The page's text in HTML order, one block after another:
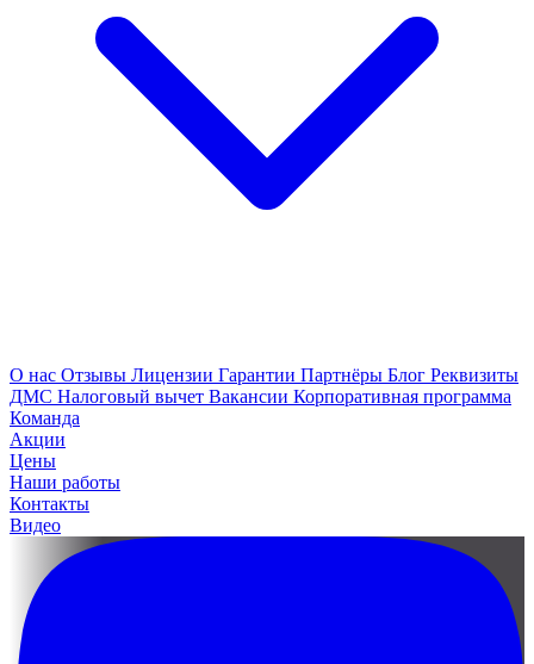
О нас Отзывы Лицензии Гарантии Партнёры Блог Реквизиты
ДМС Налоговый вычет Вакансии Корпоративная программа
Команда
Акции
Цены
Наши работы
Контакты
Видео